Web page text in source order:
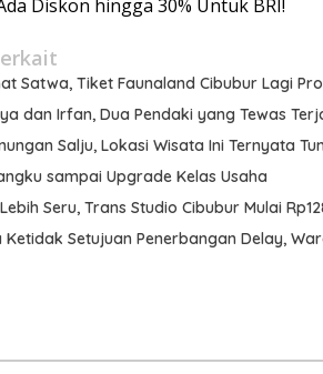
Diskon hingga 30% Untuk BRI!
Satwa, Tiket Faunaland Cibubur Lagi
dan Irfan, Dua Pendaki yang Tewas
Salju, Lokasi Wisata Ini Ternyata
sampai Upgrade Kelas Usaha
Seru, Trans Studio Cibubur Mulai
Setujuan Penerbangan Delay,